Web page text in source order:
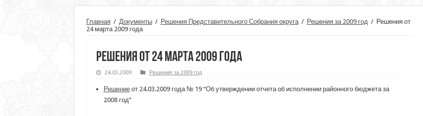
Главная / Документы / Решения Представительного Собрания округа / Решения за 2009 год / Решения от
24 марта 2009 года
Решения от 24 марта 2009 года
24.03.2009 Решения за 2009 год
Решениеот 24.03.2009 года № 19 “Об утверждении отчета об исполнении районного бюджета за
2008 год”